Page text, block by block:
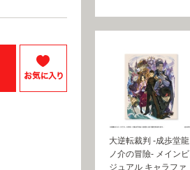
大逆転裁判 -成歩堂龍
ノ介の冒險- メインビ
ジュアル キャラファ